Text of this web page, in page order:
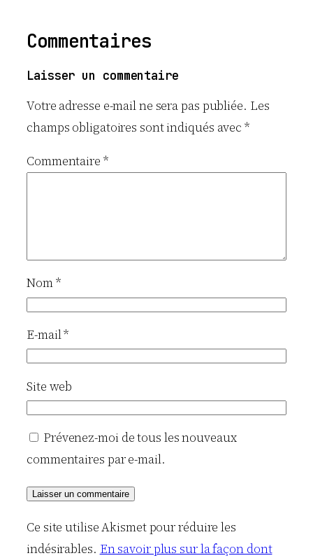
Commentaires
Laisser un commentaire
Votre adresse e-mail ne sera pas publiée. Les
champs obligatoires sont indiqués avec*
Commentaire *
Nom*
E-mail*
Site web
Prévenez-moi de tous les nouveaux
commentaires par e-mail.
Ce site utilise Akismet pour réduire les
indésirables. En savoir plus sur la façon dont